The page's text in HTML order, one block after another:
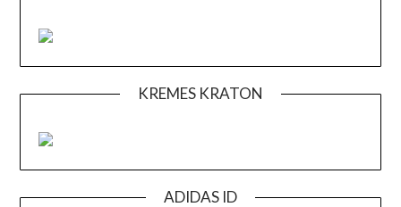
KREMES KRATON
ADIDAS ID